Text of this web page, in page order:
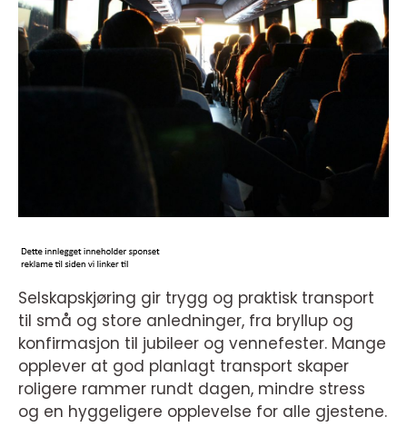
Selskapskjøring gir trygg og praktisk transport
til små og store anledninger, fra bryllup og
konfirmasjon til jubileer og vennefester. Mange
opplever at god planlagt transport skaper
roligere rammer rundt dagen, mindre stress
og en hyggeligere opplevelse for alle gjestene.